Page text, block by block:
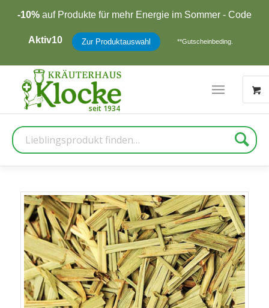
-10%auf Produkte für mehr Energie im Sommer - Code
Aktiv10 Zur Produktauswahl **Gutscheinbeding.
Suche